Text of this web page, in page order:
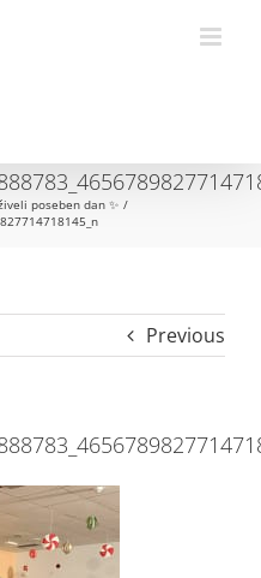
poseben dan ✨
Previous